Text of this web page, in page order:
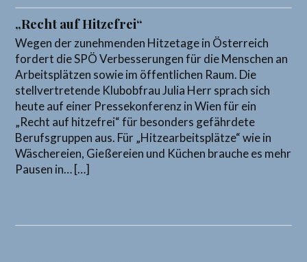
„Recht auf Hitzefrei“
Wegen der zunehmenden Hitzetage in Österreich
fordert die SPÖ Verbesserungen für die Menschen an
Arbeitsplätzen sowie im öffentlichen Raum. Die
stellvertretende Klubobfrau Julia Herr sprach sich
heute auf einer Pressekonferenz in Wien für ein
„Recht auf hitzefrei“ für besonders gefährdete
Berufsgruppen aus. Für „Hitzearbeitsplätze“ wie in
Wäschereien, Gießereien und Küchen brauche es mehr
Pausen in… […]